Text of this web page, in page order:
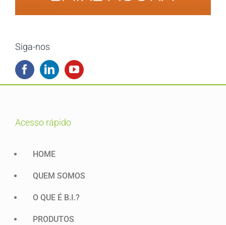
Siga-nos
acesso rápido
HOME
QUEM SOMOS
O QUE É B.I.?
PRODUTOS